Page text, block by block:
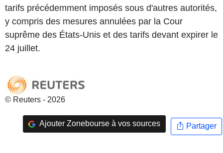
tarifs précédemment imposés sous d'autres autorités,
y compris des mesures annulées par la Cour
suprême des États-Unis et des tarifs devant expirer le
24 juillet.
© Reuters - 2026
Ajouter Zonebourse à vos sources Partager